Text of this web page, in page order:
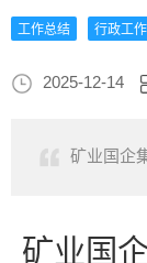
工作总结 行政工
2025-12-14
矿业国企
矿业国